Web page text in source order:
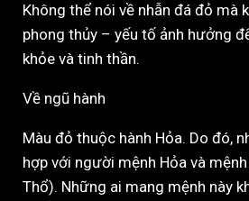
Không thể nói về nhẫn đá đỏ mà
phong thủy – yếu tố ảnh hưởng
khỏe và tinh thần.
Về ngũ hành
Màu đỏ thuộc hành Hỏa. Do đó,
hợp với người mệnh Hỏa và
Thổ). Những ai mang mệnh này